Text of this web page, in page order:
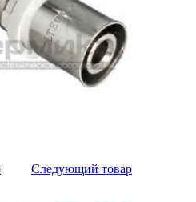
Следующий товар